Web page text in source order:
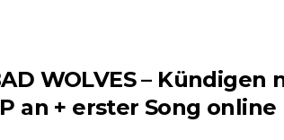
WOLVES – Kündigen
an + erster Song online